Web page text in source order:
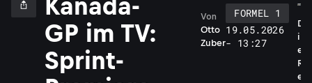
Kanada-
GP im TV:
Sprint-
Otto
Zuber
Von
FORMEL 1
19.05.2026
- 13:27
D
i
e
R
e